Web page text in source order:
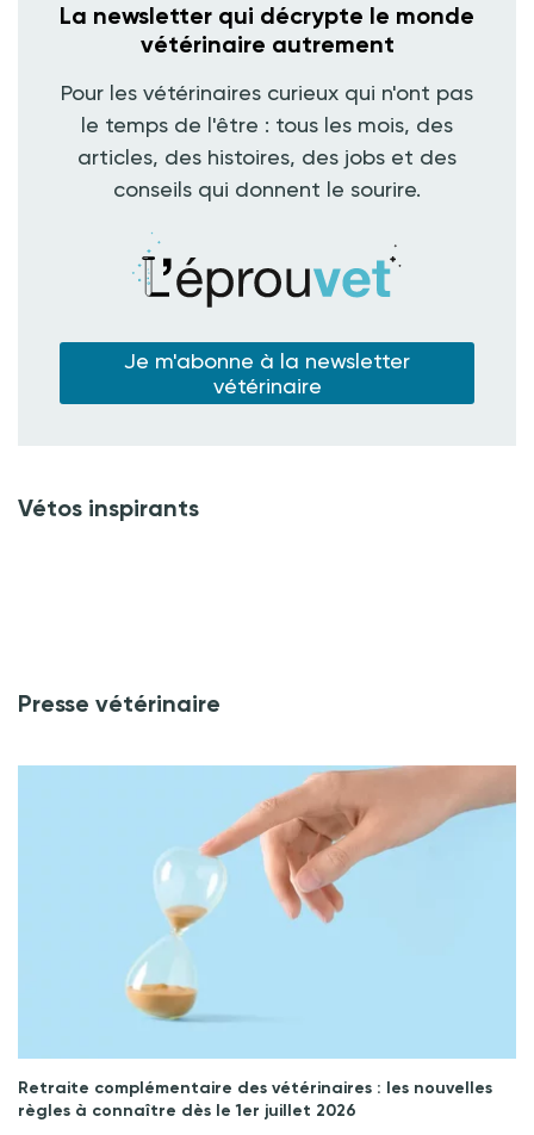
La newsletter qui décrypte le monde
vétérinaire autrement
Pour les vétérinaires curieux qui n'ont pas
le temps de l'être : tous les mois, des
articles, des histoires, des jobs et des
conseils qui donnent le sourire.
Je m'abonne à la newsletter
vétérinaire
Vétos inspirants
Presse vétérinaire
Retraite complémentaire des vétérinaires : les nouvelles
règles à connaître dès le 1er juillet 2026